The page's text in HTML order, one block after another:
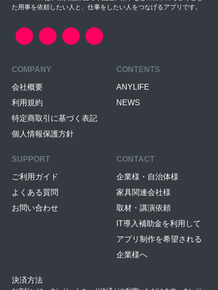
た用事を依頼したい人と、仕事をしたい人をつなげるアプリです。
COMPANY
会社概要
利用規約
特定商取引に基づく表記
個人情報保護方針
CONTENTS
ANYLIFE
NEWS
SUPPORT
ご利用ガイド
よくある質問
お問い合わせ
CONTACT
企業様・自治体様
家具関連会社様
取材・講演依頼
IT導入補助金を利用して
アプリ制作を希望される
企業様へ
決済方法